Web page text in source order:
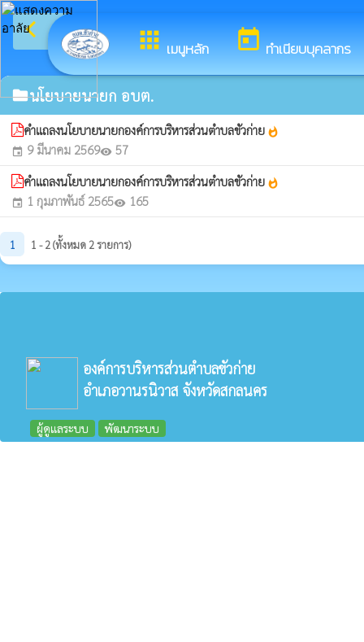
appsเมนูหลัก todayทำเนียบบุคลากร
arrow_back_ios กลับเมนูหลัก
folderนโยบายนายก อบต.
คำแถลงนโยบายนายกองค์การบริหารส่วนตำบลขัวก่าย whatshot
event 9 มีนาคม 2569visibility 57
คำแถลงนโยบายนายกองค์การบริหารส่วนตำบลขัวก่าย whatshot
event 1 กุมภาพันธ์ 2565visibility 165
1 1 - 2 (ทั้งหมด 2 รายการ)
องค์การบริหารส่วนตำบลขัวก่าย
อำเภอวานรนิวาส จังหวัดสกลนคร
ผู้ดูแลระบบ พัฒนาระบบ